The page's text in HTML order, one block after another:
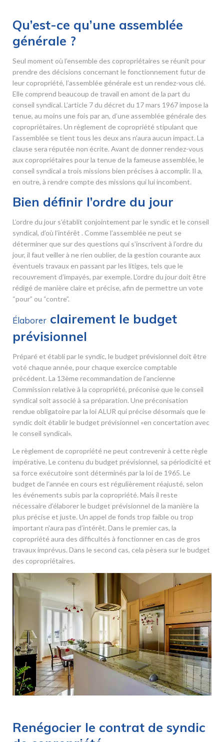
Qu’est-ce qu’une assemblée
générale ?
Seul moment où l’ensemble des copropriétaires se réunit pour
prendre des décisions concernant le fonctionnement futur de
leur copropriété, l’assemblée générale est un rendez-vous clé.
Elle comprend beaucoup de travail en amont de la part du
conseil syndical. L’article 7 du décret du 17 mars 1967 impose la
tenue, au moins une fois par an, d’une assemblée générale des
copropriétaires. Un règlement de copropriété stipulant que
l’assemblée se tient tous les deux ans n’aura aucun impact. La
clause sera réputée non écrite. Avant de donner rendez-vous
aux copropriétaires pour la tenue de la fameuse assemblée, le
conseil syndical a trois missions bien précises à accomplir. Il a,
en outre, à rendre compte des missions qui lui incombent.
Bien définir l’ordre du jour
L’ordre du jour s’établit conjointement par le syndic et le conseil
syndical, d’où l’intérêt . Comme l’assemblée ne peut se
déterminer que sur des questions qui s’inscrivent à l’ordre du
jour, il faut veiller à ne rien oublier, de la gestion courante aux
éventuels travaux en passant par les litiges, tels que le
recouvrement d’impayés, par exemple. L’ordre du jour doit être
rédigé de manière claire et précise, afin de permettre un vote
“pour” ou “contre”.
Élaborer clairement le budget
prévisionnel
Préparé et établi par le syndic, le budget prévisionnel doit être
voté chaque année, pour chaque exercice comptable
précédent. La 13ème recommandation de l’ancienne
Commission relative à la copropriété, préconise que le conseil
syndical soit associé à sa préparation. Une préconisation
rendue obligatoire par la loi ALUR qui précise désormais que le
syndic doit établir le budget prévisionnel «en concertation avec
le conseil syndical».
Le règlement de copropriété ne peut contrevenir à cette règle
impérative. Le contenu du budget prévisionnel, sa périodicité et
sa force exécutoire sont déterminés par la loi de 1965. Le
budget de l’année en cours est régulièrement réajusté, selon
les événements subis par la copropriété. Mais il reste
nécessaire d’élaborer le budget prévisionnel de la manière la
plus précise et juste. Un appel de fonds trop faible ou trop
important n’aura pas d’intérêt. Dans le premier cas, la
copropriété aura des difficultés à fonctionner en cas de gros
travaux imprévus. Dans le second cas, cela pèsera sur le budget
des copropriétaires.
Renégocier le contrat de syndic